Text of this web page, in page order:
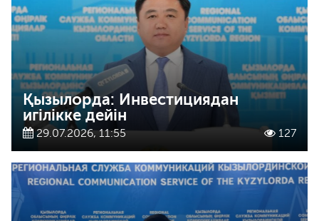
Қызылорда: Инвестициядан
игілікке дейін
29.07.2026, 11:55 127